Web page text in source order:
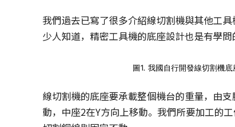
美
國
專
我們過去已寫了很多介紹線切割機與其他工
少人知道，精密工具機的底座設計也是有學
圖1. 我國自行開發線切割機
線切割機的底座要承載整個機台的重量，由
動，中座2在Y方向上移動。我們所要加工的